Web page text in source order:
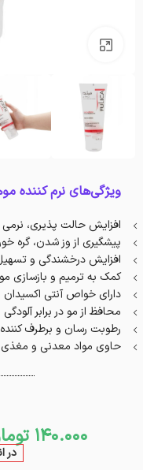
ویژگی‌های نرم کننده
افزایش حالت پذیری،
پیشگیری از وز شدن، گره
افزایش درخشندگی و
کمک به ترمیم و بازسازی
دارای خواص آنتی اکسیدان
محافظ از مو در برابر
رطوبت رسان و برطرف
حاوی مواد معدنی و مغذی
140.000
در